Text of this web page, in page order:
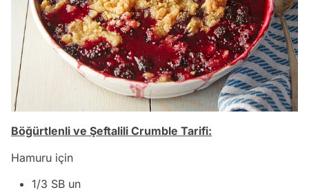
Böğürtlenli ve Şeftalili Crumble Tarifi:
Hamuru için
1/3 SB un